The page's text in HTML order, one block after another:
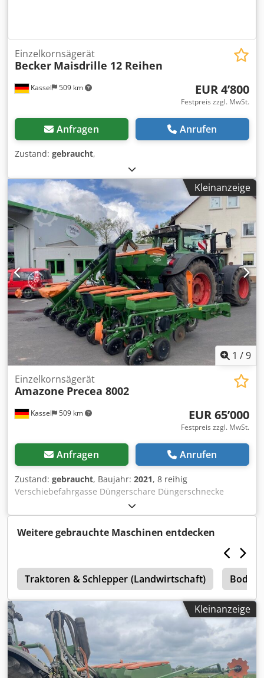
Kassel 509 km
Einzelkornsägerät
Becker Maisdrille 12 Reihen
EUR 4’800
Festpreis zzgl. MwSt.
Anfragen Anrufen
Zustand: gebraucht,
Kleinanzeige
1 /9
Kassel 509 km
Einzelkornsägerät
Amazone Precea 8002
EUR 65’000
Festpreis zzgl. MwSt.
Anfragen Anrufen
Zustand: gebraucht, Baujahr: 2021, 8 reihig
Verschiebefahrgasse Düngerschare Düngerschnecke
Isobus Maschine Ohne / Terminal Fläche: 1.011 ha /
Dcsdetgpf Ujpfx Ah Njk
Weitere gebrauchte Maschinen entdecken
Traktoren & Schlepper (Landwirtschaft)
Kleinanzeige